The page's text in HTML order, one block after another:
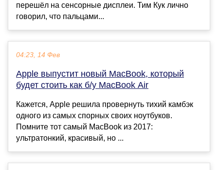
перешёл на сенсорные дисплеи. Тим Кук лично
говорил, что пальцами...
04:23, 14 Фев
Apple выпустит новый MacBook, который
будет стоить как б/у MacBook Air
Кажется, Apple решила провернуть тихий камбэк
одного из самых спорных своих ноутбуков.
Помните тот самый MacBook из 2017:
ультратонкий, красивый, но ...